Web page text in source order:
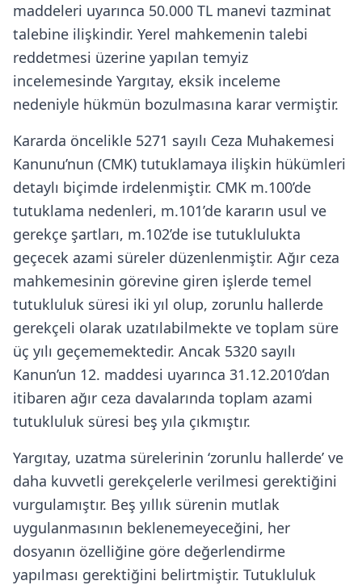
maddeleri uyarınca 50.000 TL manevi tazminat
talebine ilişkindir. Yerel mahkemenin talebi
reddetmesi üzerine yapılan temyiz
incelemesinde Yargıtay, eksik inceleme
nedeniyle hükmün bozulmasına karar vermiştir.
Kararda öncelikle 5271 sayılı Ceza Muhakemesi
Kanunu’nun (CMK) tutuklamaya ilişkin hükümleri
detaylı biçimde irdelenmiştir. CMK m.100’de
tutuklama nedenleri, m.101’de kararın usul ve
gerekçe şartları, m.102’de ise tutuklulukta
geçecek azami süreler düzenlenmiştir. Ağır ceza
mahkemesinin görevine giren işlerde temel
tutukluluk süresi iki yıl olup, zorunlu hallerde
gerekçeli olarak uzatılabilmekte ve toplam süre
üç yılı geçememektedir. Ancak 5320 sayılı
Kanun’un 12. maddesi uyarınca 31.12.2010’dan
itibaren ağır ceza davalarında toplam azami
tutukluluk süresi beş yıla çıkmıştır.
Yargıtay, uzatma sürelerinin ‘zorunlu hallerde’ ve
daha kuvvetli gerekçelerle verilmesi gerektiğini
vurgulamıştır. Beş yıllık sürenin mutlak
uygulanmasının beklenemeyeceğini, her
dosyanın özelliğine göre değerlendirme
yapılması gerektiğini belirtmiştir. Tutukluluk